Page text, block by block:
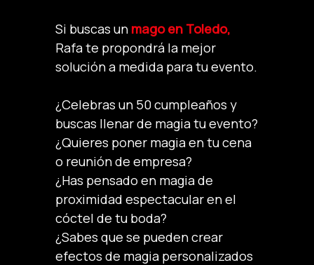
Si buscas un mago en Toledo,
Rafa te propondrá la mejor
solución a medida para tu evento.
¿Celebras un 50 cumpleaños y
buscas llenar de magia tu evento?
¿Quieres poner magia en tu cena
o reunión de empresa?
¿Has pensado en magia de
proximidad espectacular en el
cóctel de tu boda?
¿Sabes que se pueden crear
efectos de magia personalizados